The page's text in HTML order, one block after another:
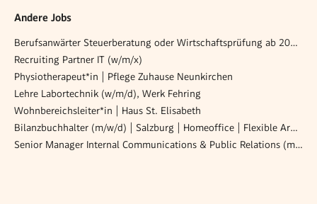
Andere Jobs
Berufsanwärter Steuerberatung oder Wirtschaftsprüfung ab 20h/Woche (w/m/x)
Recruiting Partner IT (w/m/x)
Physiotherapeut*in | Pflege Zuhause Neunkirchen
Lehre Labortechnik (w/m/d), Werk Fehring
Wohnbereichsleiter*in | Haus St. Elisabeth
Bilanzbuchhalter (m/w/d) | Salzburg | Homeoffice | Flexible Arbeitszeiten
Senior Manager Internal Communications & Public Relations (m/w/d)